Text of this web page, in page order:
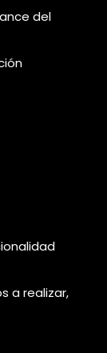
del
a realizar,